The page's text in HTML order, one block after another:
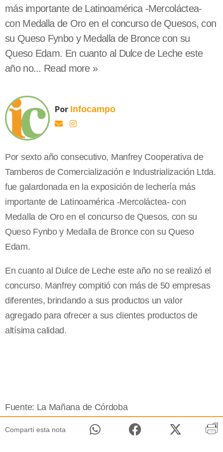
más importante de Latinoamérica -Mercoláctea-
con Medalla de Oro en el concurso de Quesos, con
su Queso Fynbo y Medalla de Bronce con su
Queso Edam. En cuanto al Dulce de Leche este
año no... Read more »
Por Infocampo
Por sexto año consecutivo, Manfrey Cooperativa de
Tamberos de Comercialización e Industrialización Ltda.
fue galardonada en la exposición de lechería más
importante de Latinoamérica -Mercoláctea- con
Medalla de Oro en el concurso de Quesos, con su
Queso Fynbo y Medalla de Bronce con su Queso
Edam.
En cuanto al Dulce de Leche este año no se realizó el
concurso. Manfrey compitió con más de 50 empresas
diferentes, brindando a sus productos un valor
agregado para ofrecer a sus clientes productos de
altísima calidad.
Fuente: La Mañana de Córdoba
Compartí esta nota